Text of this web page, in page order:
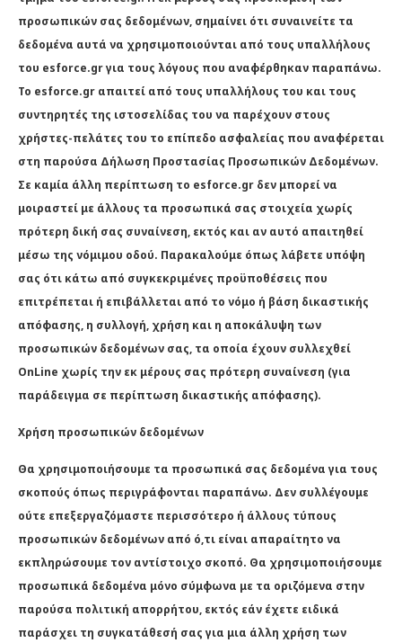
προσωπικών σας δεδομένων, σημαίνει ότι συναινείτε τα
δεδομένα αυτά να χρησιμοποιούνται από τους υπαλλήλους
του esforce.gr για τους λόγους που αναφέρθηκαν παραπάνω.
Το esforce.gr απαιτεί από τους υπαλλήλους του και τους
συντηρητές της ιστοσελίδας του να παρέχουν στους
χρήστες-πελάτες του το επίπεδο ασφαλείας που αναφέρεται
στη παρούσα Δήλωση Προστασίας Προσωπικών Δεδομένων.
Σε καμία άλλη περίπτωση το esforce.gr δεν μπορεί να
μοιραστεί με άλλους τα προσωπικά σας στοιχεία χωρίς
πρότερη δική σας συναίνεση, εκτός και αν αυτό απαιτηθεί
μέσω της νόμιμου οδού. Παρακαλούμε όπως λάβετε υπόψη
σας ότι κάτω από συγκεκριμένες προϋποθέσεις που
επιτρέπεται ή επιβάλλεται από το νόμο ή βάση δικαστικής
απόφασης, η συλλογή, χρήση και η αποκάλυψη των
προσωπικών δεδομένων σας, τα οποία έχουν συλλεχθεί
OnLine χωρίς την εκ μέρους σας πρότερη συναίνεση (για
παράδειγμα σε περίπτωση δικαστικής απόφασης).
Χρήση προσωπικών δεδομένων
Θα χρησιμοποιήσουμε τα προσωπικά σας δεδομένα για τους
σκοπούς όπως περιγράφονται παραπάνω. Δεν συλλέγουμε
ούτε επεξεργαζόμαστε περισσότερο ή άλλους τύπους
προσωπικών δεδομένων από ό,τι είναι απαραίτητο να
εκπληρώσουμε τον αντίστοιχο σκοπό. Θα χρησιμοποιήσουμε
προσωπικά δεδομένα μόνο σύμφωνα με τα οριζόμενα στην
παρούσα πολιτική απορρήτου, εκτός εάν έχετε ειδικά
παράσχει τη συγκατάθεσή σας για μια άλλη χρήση των